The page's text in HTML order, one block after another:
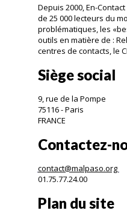
Depuis 2000, En-
de 25 000 lecteurs du
problématiques, les
outils en matière de :
centres de contacts, le
Siège social
9, rue de la Pompe
75116 - Paris
FRANCE
Contactez-
contact@malpaso.org
01.75.77.24.00
Plan du site